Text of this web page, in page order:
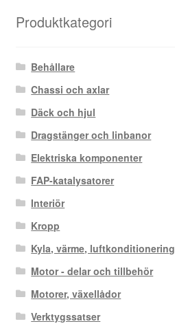
Produktkategori
Behållare
Chassi och axlar
Däck och hjul
Dragstänger och linbanor
Elektriska komponenter
FAP-katalysatorer
Interiör
Kropp
Kyla, värme, luftkonditionering
Motor - delar och tillbehör
Motorer, växellådor
Verktygssatser